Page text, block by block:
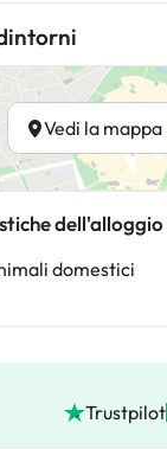
Vedi la mappa
dell'alloggio
domestici
Trustpilot